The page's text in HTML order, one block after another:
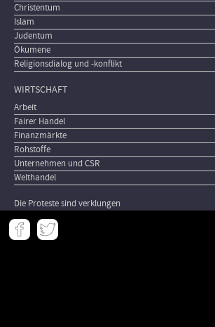
Christentum
Islam
Judentum
Ökumene
Religionsdialog und -konflikt
WIRTSCHAFT
Arbeit
Fairer Handel
Finanzmärkte
Rohstoffe
Unternehmen und CSR
Welthandel
Die Proteste sind verklungen
Meta
-